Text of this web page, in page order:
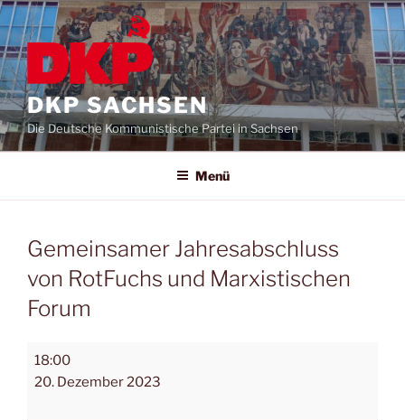
DKP SACHSEN
Die Deutsche Kommunistische Partei in Sachsen
Menü
Gemeinsamer Jahresabschluss
von RotFuchs und Marxistischen
Forum
18:00
20. Dezember 2023